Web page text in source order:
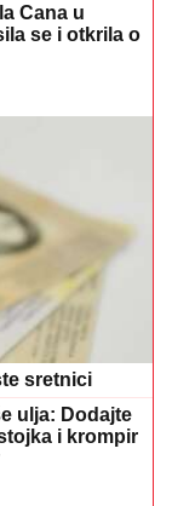
Cana u
se i otkrila o
sretnici
ulja: Dodajte
i krompir